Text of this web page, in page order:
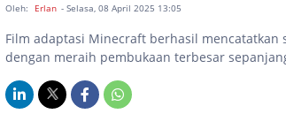
Oleh: Erlan - Selasa, 08 April 2025 13:05
Film adaptasi Minecraft berhasil
dengan meraih pembukaan terbesar